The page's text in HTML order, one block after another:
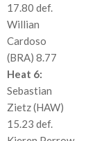
17.80 def.
Willian
Cardoso
(BRA) 8.77
Heat 6:
Sebastian
Zietz (HAW)
15.23 def.